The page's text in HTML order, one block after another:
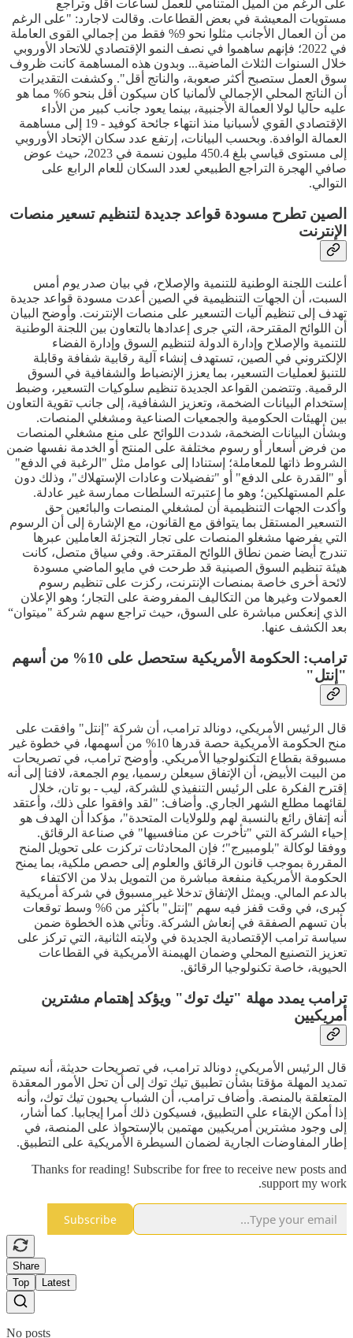
على الرغم من الميل المتنامي للعمل لساعات أقل وتراجع
مستويات المعيشة في بعض القطاعات. وقالت لاجارد: "على الرغم
من أن العمال الأجانب مثلوا نحو 9% فقط من إجمالي القوى العاملة
في 2022؛ فإنهم ساهموا في نصف النمو الإقتصادي للاتحاد الأوروبي
خلال السنوات الثلاث الماضية... وبدون هذه المساهمة كانت ظروف
سوق العمل ستصبح أكثر صعوبة، والناتج أقل". وكشفت التقديرات
أن الناتج المحلي الإجمالي لألمانيا كان سيكون أقل بنحو 6% مما هو
عليه حاليا لولا العمالة الأجنبية، بينما يعود جانب كبير من الأداء
الإقتصادي القوي لأسبانيا منذ انتهاء جائحة كوفيد - 19 إلى مساهمة
العمالة الوافدة. وبحسب البيانات، إرتفع عدد سكان الإتحاد الأوروبي
إلى مستوى قياسي بلغ 450.4 مليون نسمة في 2023، حيث عوض
صافي الهجرة التراجع الطبيعي لعدد السكان للعام الرابع على
التوالي.
الصين تطرح مسودة قواعد جديدة لتنظيم تسعير منصات
الإنترنت
أعلنت اللجنة الوطنية للتنمية والإصلاح، في بيان صدر يوم أمس
السبت، أن الجهات التنظيمية في الصين أعدت مسودة قواعد جديدة
تهدف إلى تنظيم آليات التسعير على منصات الإنترنت. وأوضح البيان
أن اللوائح المقترحة، التي جرى إعدادها بالتعاون بين اللجنة الوطنية
للتنمية والإصلاح وإدارة الدولة لتنظيم السوق وإدارة الفضاء
الإلكتروني في الصين، تستهدف إنشاء آلية رقابية شفافة وقابلة
للتنبؤ لعمليات التسعير، بما يعزز الإنضباط والشفافية في السوق
الرقمية. وتتضمن القواعد الجديدة تنظيم سلوكيات التسعير، وضبط
إستخدام البيانات الضخمة، وتعزيز الشفافية، إلى جانب تقوية التعاون
بين الهيئات الحكومية والجمعيات الصناعية ومشغلي المنصات.
وبشأن البيانات الضخمة، شددت اللوائح على منع مشغلي المنصات
من فرض أسعار أو رسوم مختلفة على المنتج أو الخدمة نفسها ضمن
الشروط ذاتها للمعاملة؛ إستنادا إلى عوامل مثل "الرغبة في الدفع"
أو "القدرة على الدفع" أو "تفضيلات وعادات الإستهلاك"، وذلك دون
علم المستهلكين؛ وهو ما إعتبرته السلطات ممارسة غير عادلة.
وأكدت الجهات التنظيمية أن لمشغلي المنصات والبائعين حق
التسعير المستقل بما يتوافق مع القانون، مع الإشارة إلى أن الرسوم
التي يفرضها مشغلو المنصات على تجار التجزئة العاملين عبرها
تندرج أيضا ضمن نطاق اللوائح المقترحة. وفي سياق متصل، كانت
هيئة تنظيم السوق الصينية قد طرحت في مايو الماضي مسودة
لائحة أخرى خاصة بمنصات الإنترنت، ركزت على تنظيم رسوم
العمولات وغيرها من التكاليف المفروضة على التجار؛ وهو الإعلان
الذي إنعكس مباشرة على السوق، حيث تراجع سهم شركة "ميتوان“
بعد الكشف عنها.
ترامب: الحكومة الأمريكية ستحصل على 10% من أسهم
"إنتل"
قال الرئيس الأمريكي، دونالد ترامب، أن شركة "إنتل" وافقت على
منح الحكومة الأمريكية حصة قدرها 10% من أسهمها، في خطوة غير
مسبوقة بقطاع التكنولوجيا الأمريكي. وأوضح ترامب، في تصريحات
من البيت الأبيض، أن الإتفاق سيعلن رسميا، يوم الجمعة، لافتا إلى أنه
إقترح الفكرة على الرئيس التنفيذي للشركة، ليب - بو تان، خلال
لقائهما مطلع الشهر الجاري. وأضاف: "لقد وافقوا على ذلك، وأعتقد
أنه إتفاق رائع بالنسبة لهم وللولايات المتحدة"، مؤكدا أن الهدف هو
إحياء الشركة التي "تأخرت عن منافسيها" في صناعة الرقائق.
ووفقا لوكالة "بلومبيرج"؛ فإن المحادثات تركزت على تحويل المنح
المقررة بموجب قانون الرقائق والعلوم إلى حصص ملكية، بما يمنح
الحكومة الأمريكية منفعة مباشرة من التمويل بدلا من الاكتفاء
بالدعم المالي. ويمثل الإتفاق تدخلا غير مسبوق في شركة أمريكية
كبرى، في وقت قفز فيه سهم "إنتل" بأكثر من 6% وسط توقعات
بأن تسهم الصفقة في إنعاش الشركة. وتأتي هذه الخطوة ضمن
سياسة ترامب الإقتصادية الجديدة في ولايته الثانية، التي تركز على
تعزيز التصنيع المحلي وضمان الهيمنة الأمريكية في القطاعات
الحيوية، خاصة تكنولوجيا الرقائق.
ترامب يمدد مهلة "تيك توك" ويؤكد إهتمام مشترين
أمريكيين
قال الرئيس الأمريكي، دونالد ترامب، في تصريحات حديثة، أنه سيتم
تمديد المهلة مؤقتا بشأن تطبيق تيك توك إلى أن تحل الأمور المعقدة
المتعلقة بالمنصة. وأضاف ترامب، أن الشباب يحبون تيك توك، وأنه
إذا أمكن الإبقاء على التطبيق، فسيكون ذلك أمرا إيجابيا. كما أشار،
إلى وجود مشترين أمريكيين مهتمين بالإستحواذ على المنصة، في
إطار المفاوضات الجارية لضمان السيطرة الأمريكية على التطبيق.
Thanks for reading! Subscribe for free to receive new posts and
support my work.
Subscribe
Share
Top
Latest
No posts